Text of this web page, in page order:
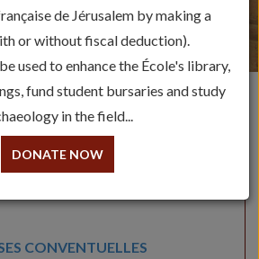
AGENDA
CONVENTUELLES
de Jérusalem by making a
or without fiscal deduction).
used to enhance the École's library,
fund student bursaries and study
in the field...
DONATE NOW